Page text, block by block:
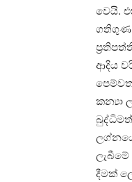
වෙයි.
ගතිගුණ
ආදිය
කන්‍යා
දීමක්‌